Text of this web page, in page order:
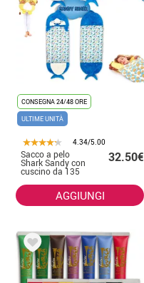
CONSEGNA 24/48 ORE
ULTIME UNITÀ
4.34/5.00
Sacco a pelo
Shark Sandy con
cuscino da 135
32.50€
AGGIUNGI